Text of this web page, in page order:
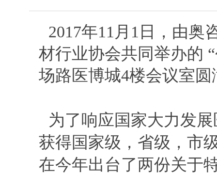
2017年11月1日，由奥
材行业协会共同举办的
场路医博城4楼会议室圆
为了响应国家大力发
获得国家级，省级，市
在今年出台了两份关于